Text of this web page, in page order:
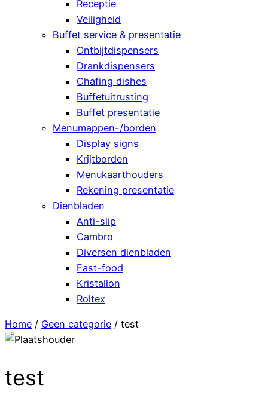
Receptie
Veiligheid
Buffet service & presentatie
Ontbijtdispensers
Drankdispensers
Chafing dishes
Buffetuitrusting
Buffet presentatie
Menumappen-/borden
Display signs
Krijtborden
Menukaarthouders
Rekening presentatie
Dienbladen
Anti-slip
Cambro
Diversen dienbladen
Fast-food
Kristallon
Roltex
Home / Geen categorie / test
test